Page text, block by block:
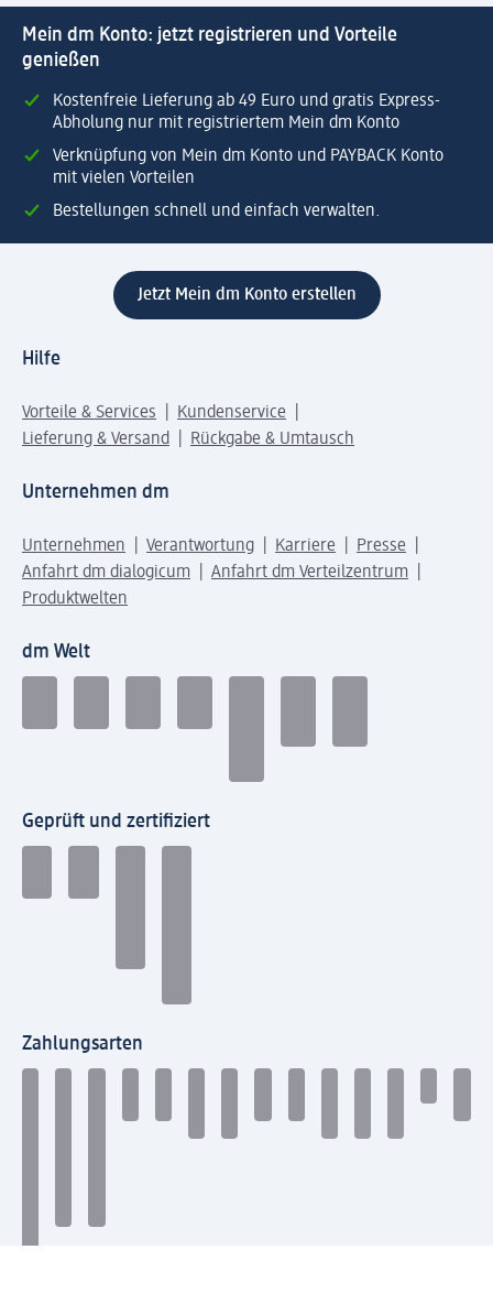
Mein dm Konto: jetzt registrieren und Vorteile
genießen
Kostenfreie Lieferung ab 49 Euro und gratis Express-
Abholung nur mit registriertem Mein dm Konto
Verknüpfung von Mein dm Konto und PAYBACK Konto
mit vielen Vorteilen
Bestellungen schnell und einfach verwalten.
Jetzt Mein dm Konto erstellen
Hilfe
Vorteile & Services
Kundenservice
Lieferung & Versand
Rückgabe & Umtausch
Unternehmen dm
Unternehmen Verantwortung Karriere
Presse
Anfahrt dm dialogicum
Anfahrt dm Verteilzentrum
Produktwelten
dm Welt
Geprüft und zertifiziert
Zahlungsarten